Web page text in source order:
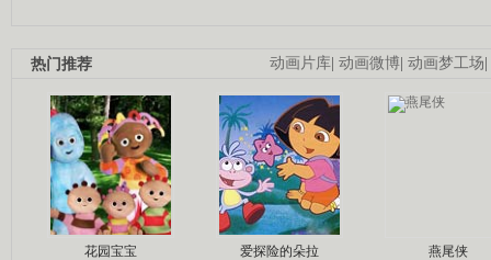
动画片库| 动画微博| 动画梦工场|
热门推荐
花园宝宝 爱探险的朵拉 燕尾侠